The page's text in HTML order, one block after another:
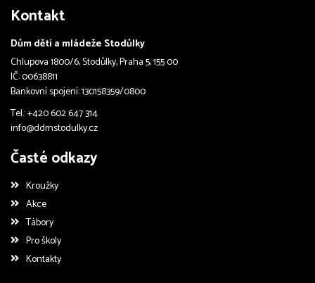
Kontakt
Dům dětí a mládeže Stodůlky
Chlupova 1800/6, Stodůlky, Praha 5, 155 00
IČ: 00638811
Bankovní spojení: 130158359/0800
Tel.: +420 602 647 314
info@ddmstodulky.cz
Časté odkazy
Kroužky
Akce
Tábory
Pro školy
Kontakty